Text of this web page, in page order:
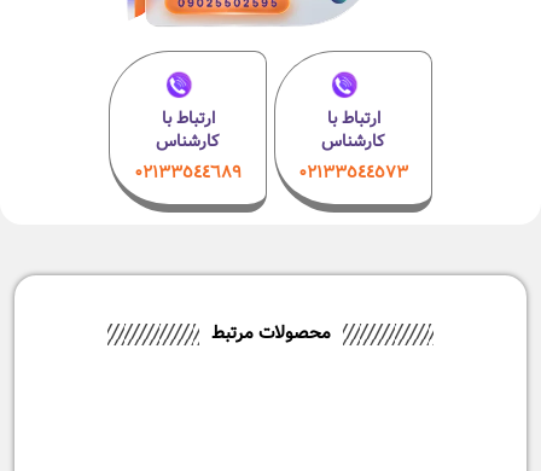
ارتباط با
کارشناس
۰٢١٣٣٥٤٤٥٧٣
ارتباط با
کارشناس
۰۲۱٣٣٥٤٤٦٨٩
محصولات مرتبط